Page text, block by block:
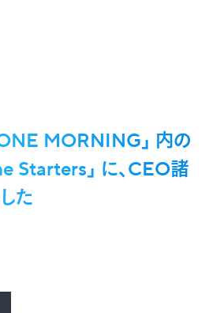
MORNING」 内の
Starters」 に、CEO諸
た